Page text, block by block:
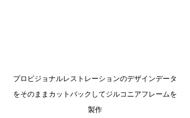
プロビジョナルレストレーションのデザインデータ
をそのままカットバックしてジルコニアフレームを
製作